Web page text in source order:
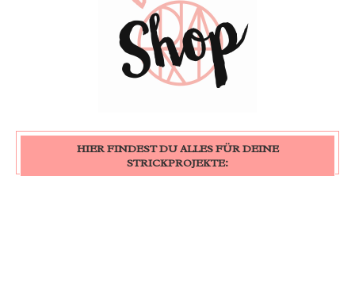
HIER FINDEST DU ALLES FÜR DEINE
STRICKPROJEKTE: